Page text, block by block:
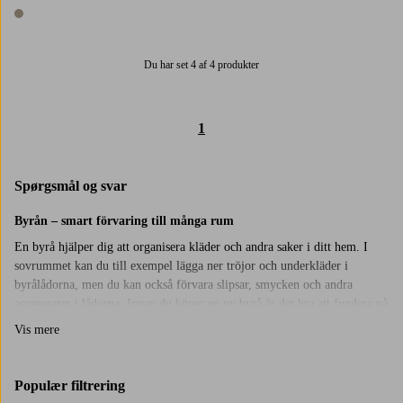
1 farve
1 farve
Du har set 4 af 4 produkter
1
Spørgsmål og svar
Byrån – smart förvaring till många rum
En byrå hjälper dig att organisera kläder och andra saker i ditt hem. I
sovrummet kan du till exempel lägga ner tröjor och underkläder i
byrålådorna, men du kan också förvara slipsar, smycken och andra
vad du ska ha i byråns lådor. En byrå med stora lådor passar bättre till
ställer ner i byrålådorna för att på ett enkelt och snabbt sätt organisera
Vis mere
Populær filtrering